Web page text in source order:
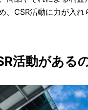
、CSR活動に力が入れ
活動がある